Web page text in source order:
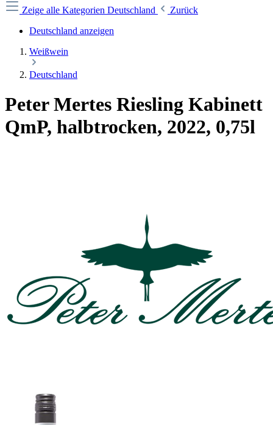
Zeige alle Kategorien Deutschland
Zurück
Deutschland anzeigen
Weißwein
Deutschland
Peter Mertes Riesling Kabinett
QmP, halbtrocken, 2022, 0,75l